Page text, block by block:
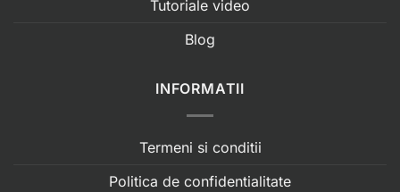
Tutoriale video
Blog
INFORMATII
Termeni si conditii
Politica de confidentialitate